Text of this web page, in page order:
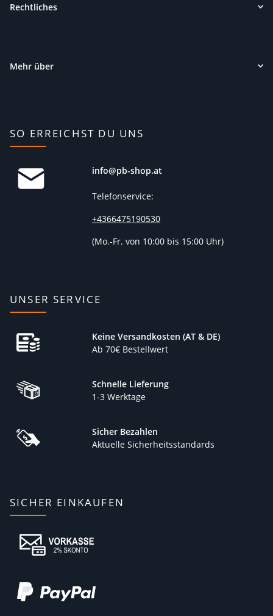
Rechtliches
Mehr über
SO ERREICHST DU UNS
info@pb-shop.at
Telefonservice:
+4366475190530
(Mo.-Fr. von 10:00 bis 15:00 Uhr)
UNSER SERVICE
Keine Versandkosten (AT & DE)
Ab 70€ Bestellwert
Schnelle Lieferung
1-3 Werktage
Sicher Bezahlen
Aktuelle Sicherheitsstandards
SICHER EINKAUFEN